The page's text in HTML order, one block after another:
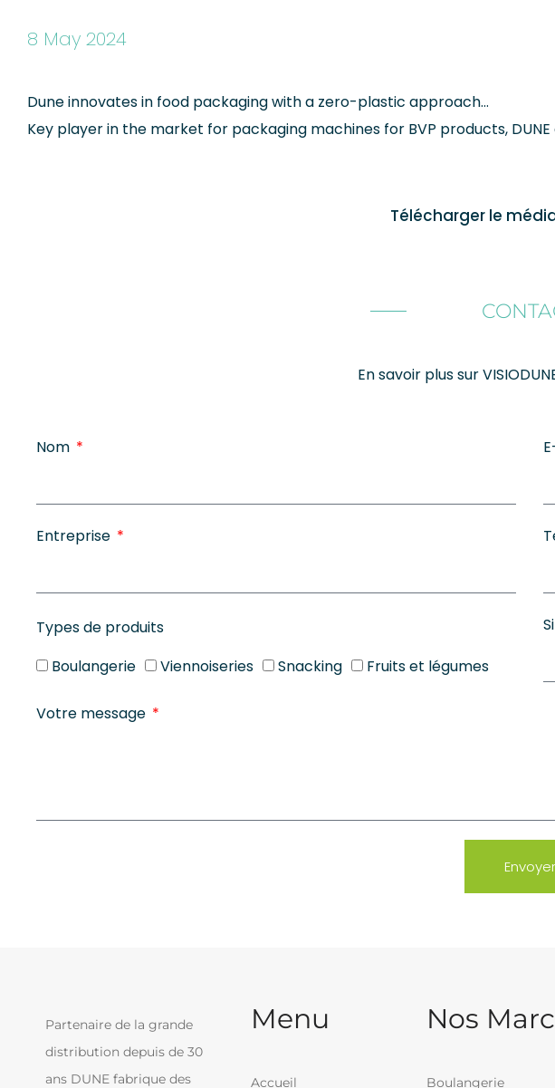
8 May 2024
Dune innovates in food packaging with a zero-plastic approach…
Key player in the market for packaging machines for BVP products,
Télécharger le
En savoir plus sur
Nom
Entreprise
Types de produits
Boulangerie
Viennoiseries Snacking Fruits et légumes
Votre message
Envoyer
Partenaire de la grande
distribution depuis de 30
ans DUNE fabrique des
Menu
Accueil
Nos
Boulangerie